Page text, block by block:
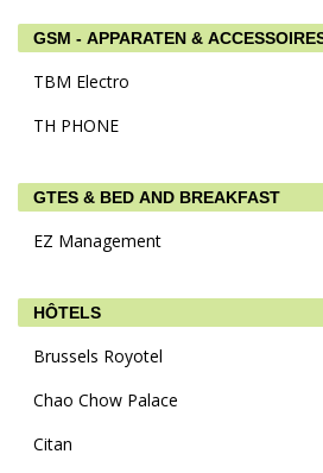
GSM - APPARATEN &
TBM Electro
TH PHONE
GTES & BED AND BREAKFAST
EZ Management
HÔTELS
Brussels Royotel
Chao Chow Palace
Citan